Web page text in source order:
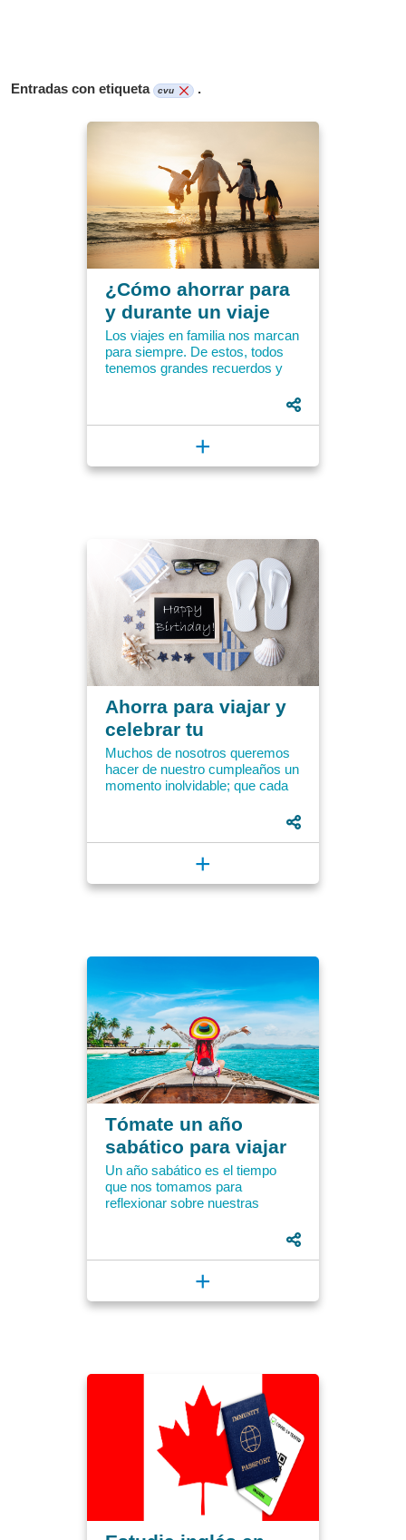
Entradas con etiqueta cvu .
¿Cómo ahorrar para
y durante un viaje
con la familia?
Los viajes en familia nos marcan
para siempre. De estos, todos
tenemos grandes recuerdos y
+
Ahorra para viajar y
celebrar tu
cumpleaños
Muchos de nosotros queremos
hacer de nuestro cumpleaños un
momento inolvidable; que cada
+
Tómate un año
sabático para viajar
Un año sabático es el tiempo
que nos tomamos para
reflexionar sobre nuestras
+